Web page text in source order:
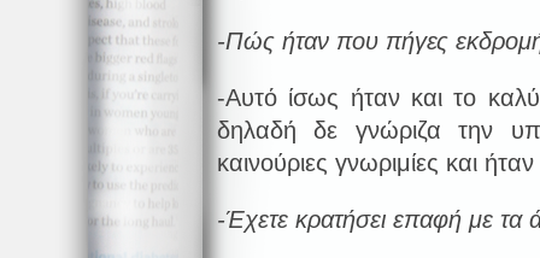
-Πώς ήταν που πήγες
-Αυτό ίσως ήταν και το
δηλαδή δε γνώριζα την
καινούριες γνωριμίες και
-Έχετε κρατήσει επαφή με τα